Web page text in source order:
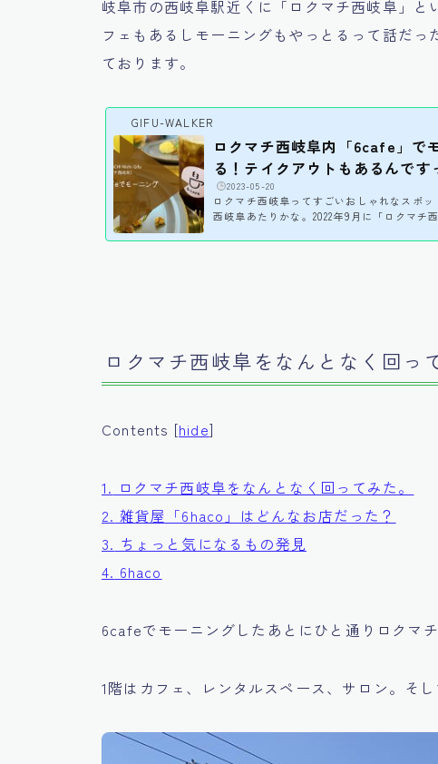
岐阜市の西岐阜駅近くに「ロクマチ西岐阜」
フェもあるしモーニングもやっとるって話だ
ております。
GIFU-WALKER
ロクマチ西岐阜内「6cafe」で
る！テイクアウトもあるんです
️2023-05-20
ロクマチ西岐阜ってすごいおしゃれなスポ
西岐阜あたりかな。2022年9月に「ロクマチ
ロクマチ西岐阜をなんとなく回っ
Contents [hide]
1. ロクマチ西岐阜をなんとなく回ってみた。
2. 雑貨屋「6haco」はどんなお店だった？
3. ちょっと気になるもの発見
4. 6haco
6cafeでモーニングしたあとにひと通りロクマ
1階はカフェ、レンタルスペース、サロン。そ